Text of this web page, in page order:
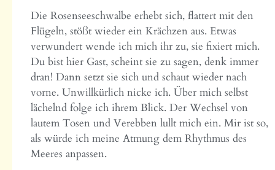
Die Rosenseeschwalbe erhebt sich, flattert mit den
Flügeln, stößt wieder ein Krächzen aus. Etwas
verwundert wende ich mich ihr zu, sie fixiert mich.
Du bist hier Gast, scheint sie zu sagen, denk immer
dran! Dann setzt sie sich und schaut wieder nach
vorne. Unwillkürlich nicke ich. Über mich selbst
lächelnd folge ich ihrem Blick. Der Wechsel von
lautem Tosen und Verebben lullt mich ein. Mir ist so,
als würde ich meine Atmung dem Rhythmus des
Meeres anpassen.